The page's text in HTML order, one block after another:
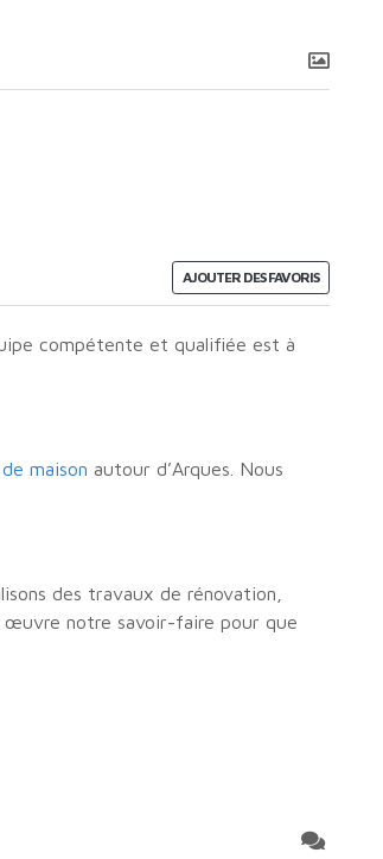
AJOUTER DES FAVORIS
compétente et qualifiée est à
maison autour d’Arques. Nous
des travaux de rénovation,
œuvre notre savoir-faire pour que